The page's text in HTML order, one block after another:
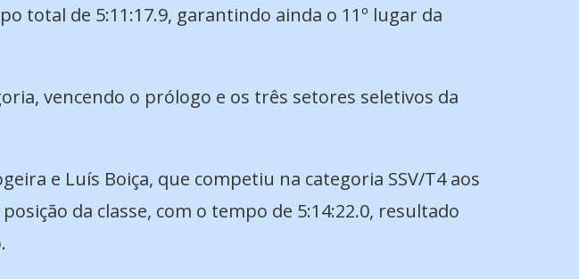
total de 5:11:17.9, garantindo ainda o 11º lugar da
vencendo o prólogo e os três setores seletivos da
e Luís Boiça, que competiu na categoria SSV/T4 aos
da classe, com o tempo de 5:14:22.0, resultado